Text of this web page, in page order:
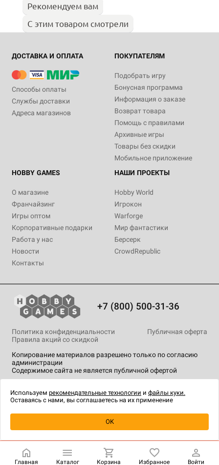
Уведомить о наличии
Рекомендуем вам
С этим товаром смотрели
ДОСТАВКА И ОПЛАТА
Способы оплаты
Службы доставки
Адреса магазинов
ПОКУПАТЕЛЯМ
Подобрать игру
Бонусная программа
Информация о заказе
Возврат товара
Помощь с правилами
Архивные игры
Товары без скидки
Мобильное приложение
HOBBY GAMES
О магазине
Франчайзинг
Игры оптом
Корпоративные подарки
Работа у нас
Новости
Контакты
НАШИ ПРОЕКТЫ
Hobby World
Игрокон
Warforge
Мир фантастики
Берсерк
CrowdRepublic
+7 (800) 500-31-36
Копирование материалов разрешено только по согласию
администрации
Содержимое сайта не является публичной офертой
Политика конфиденциальности
Публичная оферта
Правила акций со скидкой
технологии.
Главная Каталог Корзина Избранное Войти
Используем рекомендательные технологии и файлы куки.
Оставаясь с нами, вы соглашаетесь на их применение
OK